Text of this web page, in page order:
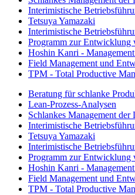
Interimistische
Tetsuya Yamazaki
Interimistische
Programm zur Entwicklung
Hoshin Kanri -
Field Management und
TPM - Total Productive
Beratung für schlanke
Lean-Prozess-Analysen
Schlankes Management der
Interimistische
Tetsuya Yamazaki
Interimistische
Programm zur Entwicklung
Hoshin Kanri -
Field Management und
TPM - Total Productive